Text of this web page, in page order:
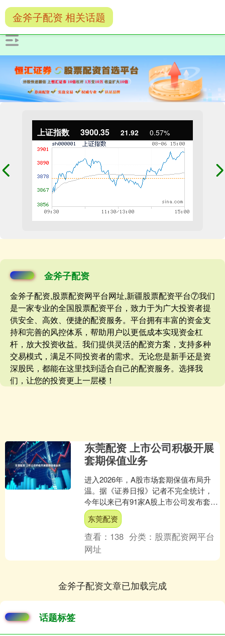
上证指数 3900.35 21.92 0.57%
金斧子配资
金斧子配资,股票配资网平台网址,新疆股票配资平台⑦我们
是一家专业的全国股票配资平台，致力于为广大投资者提
供安全、高效、便捷的配资服务。平台拥有丰富的资金支
持和完善的风控体系，帮助用户以更低成本实现资金杠
杆，放大投资收益。我们提供灵活的配资方案，支持多种
交易模式，满足不同投资者的需求。无论您是新手还是资
深股民，都能在这里找到适合自己的配资服务。选择我
们，让您的投资更上一层楼！
金斧子配资 相关话题
东莞配资 上市公司积极开展
套期保值业务
进入2026年，A股市场套期保值布局升
温。据《证券日报》记者不完全统计，
今年以来已有91家A股上市公司发布套期
保值相关公告，覆盖装备制造、汽车零
部件、精细化工、....
东莞配资
查看： 138 分类： 股票配资网平台
网址
金斧子配资文章已加载完成
话题标签